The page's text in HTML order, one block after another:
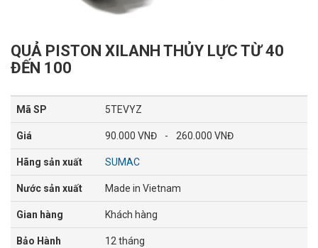
QUẢ PISTON XILANH THỦY LỰC TỪ 40
ĐẾN 100
Mã SP 5TEVYZ
Giá 90.000 VNĐ - 260.000 VNĐ
Hãng sản xuất SUMAC
Nước sản xuất Made in Vietnam
Gian hàng Khách hàng
Bảo Hành 12 tháng